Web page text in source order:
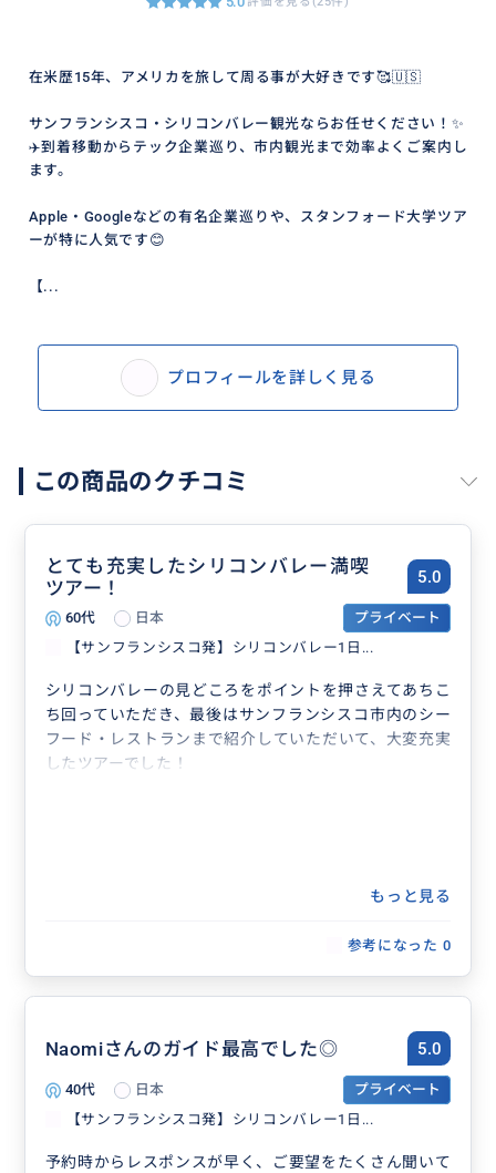
上記の企業又は観光スポット以外の訪問場所でもご要
望があれば対応可能でございます。お気軽にご相談下
さい🚘
在米歴15年、アメリカを旅して周る事が大好きです🥰🇺🇸
サンフランシスコ・シリコンバレー観光ならお任せください！✨
✈️到着移動からテック企業巡り、市内観光まで効率よくご案内し
ます。
Apple・Googleなどの有名企業巡りや、スタンフォード大学ツア
ーが特に人気です😊
【...
プロフィールを詳しく見る
この商品のクチコミ
とても充実したシリコンバレー満喫
ツアー！
5.0
60代 日本
プライベート
【サンフランシスコ発】シリコンバレー1日...
シリコンバレーの見どころをポイントを押さえてあちこ
ち回っていただき、最後はサンフランシスコ市内のシー
フード・レストランまで紹介していただいて、大変充実
したツアーでした！
もっと見る
参考になった 0
Naomiさんのガイド最高でした◎ 5.0
40代 日本
プライベート
【サンフランシスコ発】シリコンバレー1日...
予約時からレスポンスが早く、ご要望をたくさん聞いて